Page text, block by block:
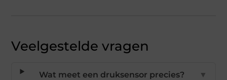
Veelgestelde vragen
Wat meet een druksensor precies? ▼